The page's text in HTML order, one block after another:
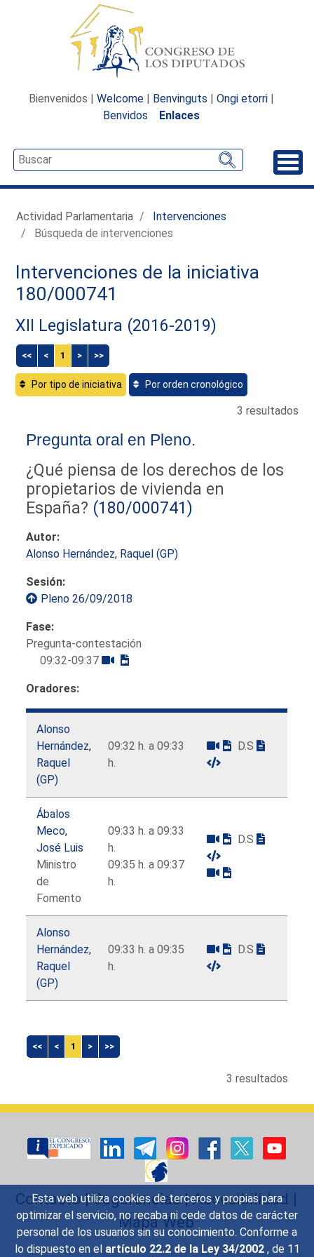
Esta web utiliza cookies de terceros y propias para
optimizar el servicio, no recaba ni cede datos de carácter
personal de los usuarios sin su conocimiento. Conforme a
lo dispuesto en el artículo 22.2 de la Ley 34/2002 , de 11
Bienvenidos | Welcome | Benvinguts | Ongi etorri |
Benvidos
Enlaces
Actividad Parlamentaria
Intervenciones
Búsqueda de intervenciones
Intervenciones de la iniciativa
180/000741
XII Legislatura (2016-2019)
<< < 1 > >>
Por tipo de iniciativa Por orden cronológico
3 resultados
Pregunta oral en Pleno.
¿Qué piensa de los derechos de los
propietarios de vivienda en
España? (180/000741)
Autor:
Alonso Hernández, Raquel (GP)
Sesión:
Pleno 26/09/2018
Fase:
Pregunta-contestación
09:32-09:37
Oradores:
Alonso
Hernández,
Raquel
(GP)
09:32 h. a 09:33
h.
D.S
Ábalos
Meco,
José Luis
Ministro
de
Fomento
09:33 h. a 09:33
h.
09:35 h. a 09:37
h.
D.S
Alonso
Hernández,
Raquel
(GP)
09:33 h. a 09:35
h.
D.S
<< < 1 > >>
3 resultados
Contacto|Sugerencias|Accesibilidad |
Mapa Web